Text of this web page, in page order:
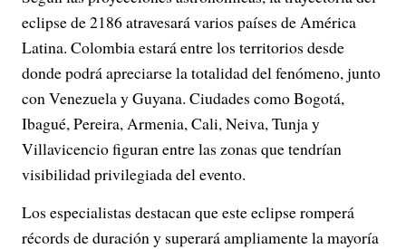
eclipse de 2186 atravesará varios países de América
Latina. Colombia estará entre los territorios desde
donde podrá apreciarse la totalidad del fenómeno, junto
con Venezuela y Guyana. Ciudades como Bogotá,
Ibagué, Pereira, Armenia, Cali, Neiva, Tunja y
Villavicencio figuran entre las zonas que tendrían
visibilidad privilegiada del evento.
Los especialistas destacan que este eclipse romperá
récords de duración y superará ampliamente la mayoría